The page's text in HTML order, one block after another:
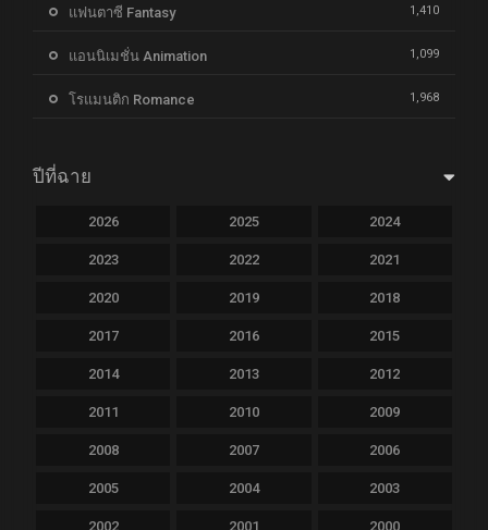
แฟนตาซี Fantasy 1,410
แอนนิเมชั่น Animation 1,099
โรแมนติก Romance 1,968
ปีที่ฉาย
2026 2025 2024
2023 2022 2021
2020 2019 2018
2017 2016 2015
2014 2013 2012
2011 2010 2009
2008 2007 2006
2005 2004 2003
2002 2001 2000